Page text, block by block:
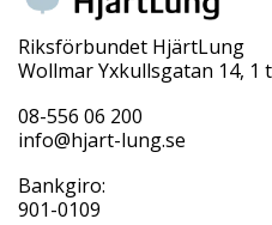
Riksförbundet HjärtLung
Wollmar Yxkullsgatan 14, 1
08-556 06 200
info@hjart-lung.se
Bankgiro:
901-0109